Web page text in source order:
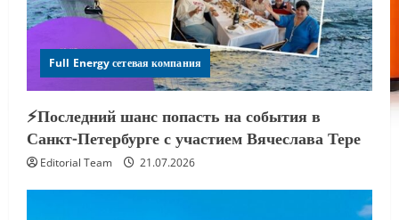
Full Energy сетевая компания
⚡️Последний шанс попасть на события в
Санкт-Петербурге с участием Вячеслава Тере
Editorial Team 21.07.2026